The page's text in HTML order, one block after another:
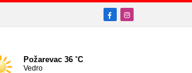
FacebookInstagram